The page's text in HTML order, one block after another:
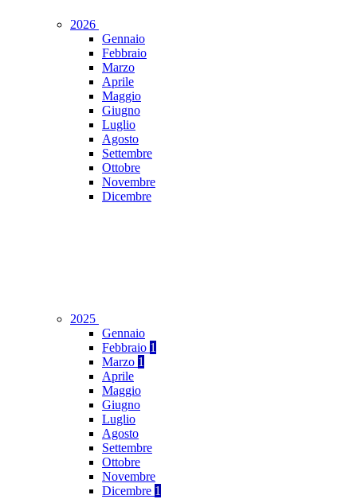
2026
Gennaio
Febbraio
Marzo
Aprile
Maggio
Giugno
Luglio
Agosto
Settembre
Ottobre
Novembre
Dicembre
2025
Gennaio
Febbraio 1
Marzo 1
Aprile
Maggio
Giugno
Luglio
Agosto
Settembre
Ottobre
Novembre
Dicembre 1